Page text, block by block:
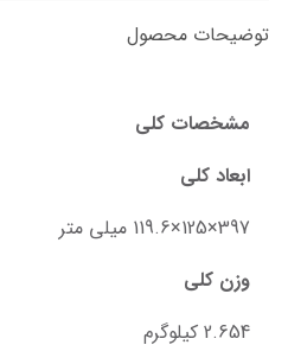
توضیحات محصول
مشخصات کلی
ابعاد کلی
397×125×119.6 میلی متر
وزن کلی
2.654 کیلوگرم